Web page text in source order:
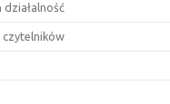
czytelników